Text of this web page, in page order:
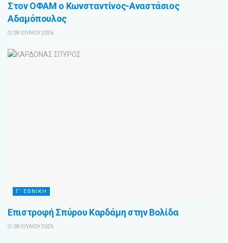
Στον ΟΦΑΜ ο Κωνσταντίνος-Αναστάσιος
Αδαμόπουλος
28 ΙΟΥΛΊΟΥ 2026
Γ’ ΕΘΝΙΚΗ
Επιστροφή Σπύρου Καρδάμη στην Βολίδα
28 ΙΟΥΛΊΟΥ 2026